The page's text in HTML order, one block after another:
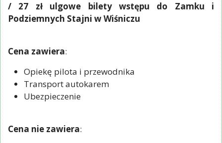
/ 27 zł ulgowe bilety wstępu do Zamku i
Podziemnych Stajni w Wiśniczu
Cena zawiera:
Opiekę pilota i przewodnika
Transport autokarem
Ubezpieczenie
Cena nie zawiera: